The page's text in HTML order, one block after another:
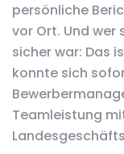
persönliche
vor Ort. Und wer
sicher war: Das
konnte sich
Teamleistung